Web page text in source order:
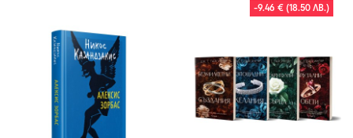
-9.46 € (18.50 ЛВ.)